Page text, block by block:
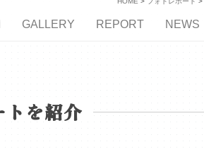
GALLERY REPORT NEWS
を紹介